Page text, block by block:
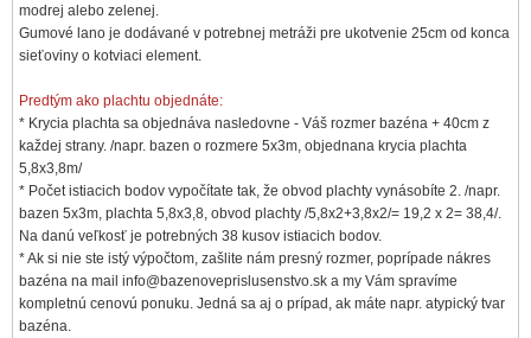
modrej alebo zelenej.
Gumové lano je dodávané v potrebnej metráži pre ukotvenie 25cm od konca
sieťoviny o kotviaci element.
Predtým ako plachtu objednáte:
* Krycia plachta sa objednáva nasledovne - Váš rozmer bazéna + 40cm z
každej strany. /napr. bazen o rozmere 5x3m, objednana krycia plachta
5,8x3,8m/
* Počet istiacich bodov vypočítate tak, že obvod plachty vynásobíte 2. /napr.
bazen 5x3m, plachta 5,8x3,8, obvod plachty /5,8x2+3,8x2/= 19,2 x 2= 38,4/.
Na danú veľkosť je potrebných 38 kusov istiacich bodov.
* Ak si nie ste istý výpočtom, zašlite nám presný rozmer, poprípade nákres
bazéna na mail info@bazenoveprislusenstvo.sk a my Vám spravíme
kompletnú cenovú ponuku. Jedná sa aj o prípad, ak máte napr. atypický tvar
bazéna.